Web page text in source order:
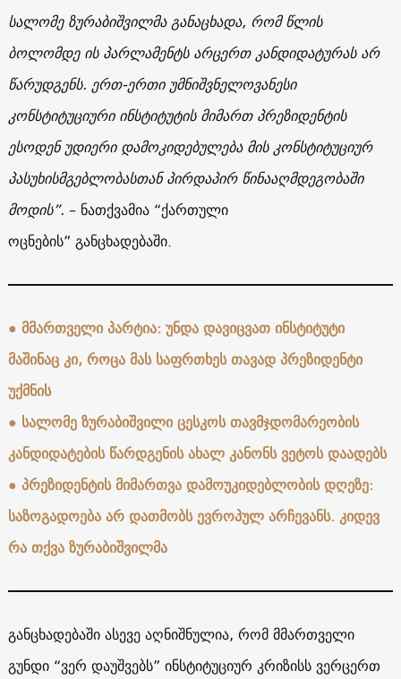
სალომე ზურაბიშვილმა განაცხადა, რომ წლის
ბოლომდე ის პარლამენტს არცერთ კანდიდატურას არ
წარუდგენს. ერთ-ერთი უმნიშვნელოვანესი
კონსტიტუციური ინსტიტუტის მიმართ პრეზიდენტის
ესოდენ უდიერი დამოკიდებულება მის კონსტიტუციურ
პასუხისმგებლობასთან პირდაპირ წინააღმდეგობაში
მოდის”. – ნათქვამია “ქართული
ოცნების” განცხადებაში.
● მმართველი პარტია: უნდა დავიცვათ ინსტიტუტი
მაშინაც კი, როცა მას საფრთხეს თავად პრეზიდენტი
უქმნის
● სალომე ზურაბიშვილი ცესკოს თავმჯდომარეობის
კანდიდატების წარდგენის ახალ კანონს ვეტოს დაადებს
● პრეზიდენტის მიმართვა დამოუკიდებლობის დღეზე:
საზოგადოება არ დათმობს ევროპულ არჩევანს. კიდევ
რა თქვა ზურაბიშვილმა
განცხადებაში ასევე აღნიშნულია, რომ მმართველი
გუნდი “ვერ დაუშვებს” ინსტიტუციურ კრიზისს ვერცერთ